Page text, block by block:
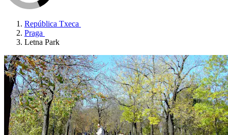
República Txeca
Praga
Letna Park